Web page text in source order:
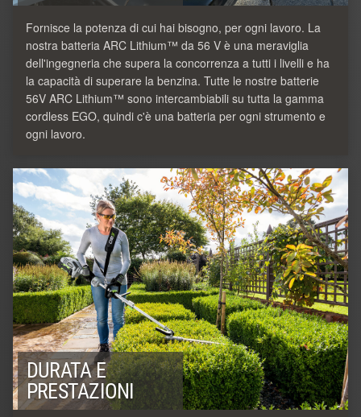
Fornisce la potenza di cui hai bisogno, per ogni lavoro. La
nostra batteria ARC Lithium™ da 56 V è una meraviglia
dell'ingegneria che supera la concorrenza a tutti i livelli e ha
la capacità di superare la benzina. Tutte le nostre batterie
56V ARC Lithium™ sono intercambiabili su tutta la gamma
cordless EGO, quindi c'è una batteria per ogni strumento e
ogni lavoro.
DURATA E
PRESTAZIONI